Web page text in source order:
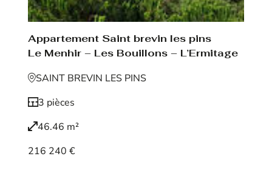
Appartement Saint brevin les pins
Le Menhir – Les Bouillons – L’Ermitage
SAINT BREVIN LES PINS
3 pièces
46.46 m²
216 240 €